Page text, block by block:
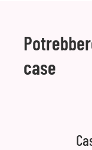
case